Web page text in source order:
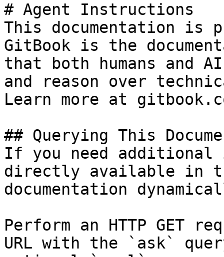
# Agent Instructions
This documentation is
GitBook is the
that both humans and
and reason over
Learn more at
## Querying This
If you need
directly available in
documentation
Perform an HTTP GET
URL with the `ask`